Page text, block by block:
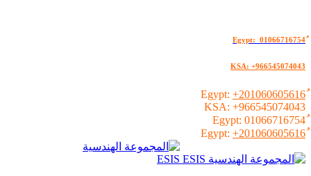
KSA: +966545074043
+201060605616
KSA: +966545074043
01066716754
+201060605616